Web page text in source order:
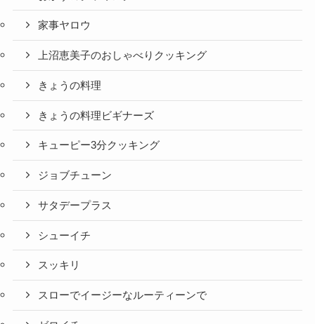
家事ヤロウ
上沼恵美子のおしゃべりクッキング
きょうの料理
きょうの料理ビギナーズ
キューピー3分クッキング
ジョブチューン
サタデープラス
シューイチ
スッキリ
スローでイージーなルーティーンで